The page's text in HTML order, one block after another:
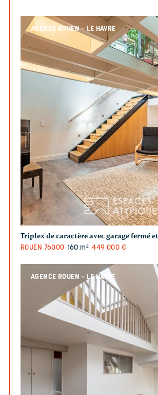
AGENCE ROUEN – LE HAVRE
Triplex de caractère avec garage fermé
ROUEN 76000 160 m² 449 000 €
AGENCE ROUEN – LE HAVRE